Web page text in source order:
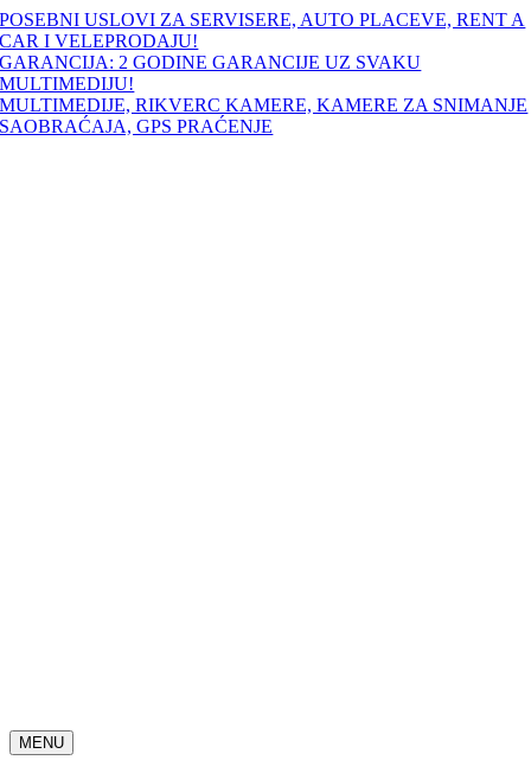
Skip
to
content
POSEBNI USLOVI ZA SERVISERE, AUTO PLACEVE, RENT A
CAR I VELEPRODAJU!
GARANCIJA: 2 GODINE GARANCIJE UZ SVAKU
MULTIMEDIJU!
MULTIMEDIJE, RIKVERC KAMERE, KAMERE ZA SNIMANJE
SAOBRAĆAJA, GPS PRAĆENJE
MENU